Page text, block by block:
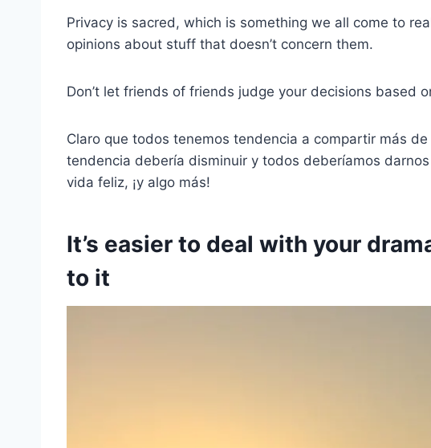
Privacy is sacred, which is something we all come to
opinions about stuff that doesn’t concern them.
Don’t let friends of friends judge your decisions based
Claro que todos tenemos tendencia a compartir más
tendencia debería disminuir y todos deberíamos
vida feliz, ¡y algo más!
It’s easier to deal with your
to it